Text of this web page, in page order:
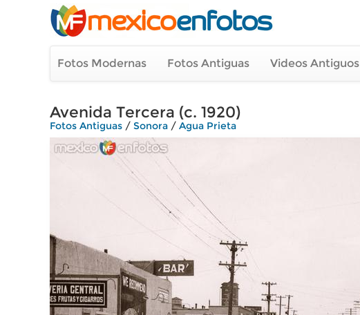
Fotos Modernas Fotos Antiguas Videos Antiguos
Avenida Tercera (c. 1920)
Fotos Antiguas / Sonora / Agua Prieta